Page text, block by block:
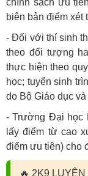
biên bản điểm xét
- Đối với thí sinh
theo đối tượng
thực hiện theo
học; tuyển sinh
do Bộ Giáo dục
- Trường Đại học
lấy điểm từ cao
điểm ưu tiên) cho
🔥 2K9